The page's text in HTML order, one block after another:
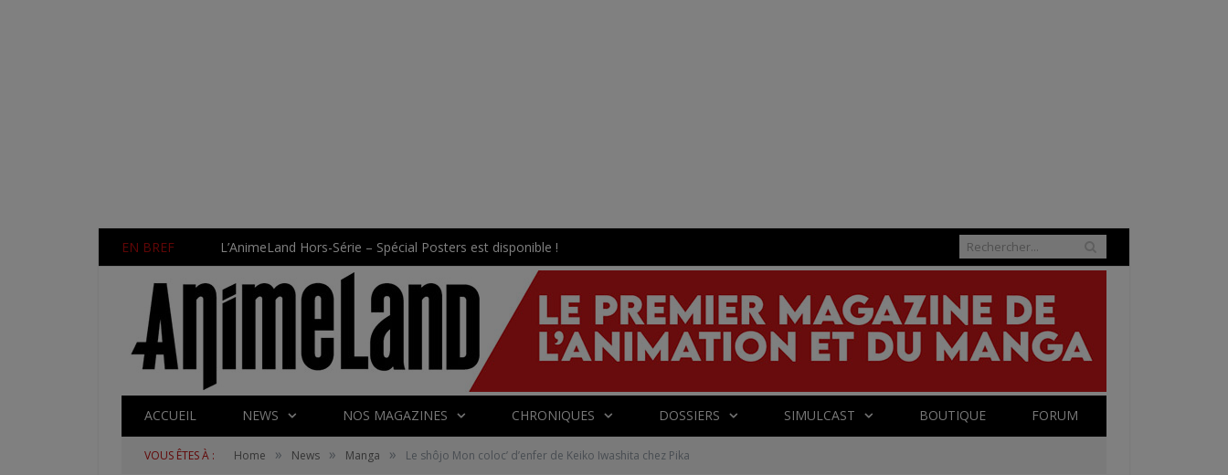
EN BREF L’AnimeLand Hors-Série – Spécial Posters est disponible !
ACCUEIL NEWS NOS MAGAZINES CHRONIQUES DOSSIERS SIMULCAST BOUTIQUE FORUM
VOUS ÊTES À : Home » News » Manga » Le shôjo Mon coloc’ d’enfer de Keiko Iwashita chez Pika